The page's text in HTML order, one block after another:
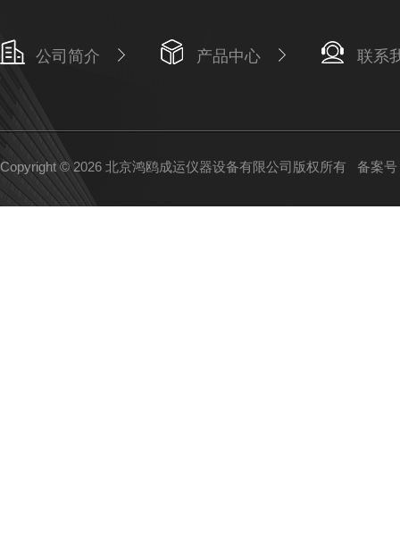
公司简介 产品中心 联系
Copyright © 2026 北京鸿鸥成运仪器设备有限公司版权所有 备案号